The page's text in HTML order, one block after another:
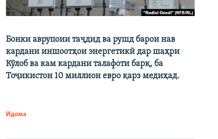
Бонки аврупоии таҷдид ва рушд барои нав
кардани иншоотҳои энергетикӣ дар шаҳри
Кӯлоб ва кам кардани талафоти барқ, ба
Тоҷикистон 10 миллион евро қарз медиҳад.
Идома